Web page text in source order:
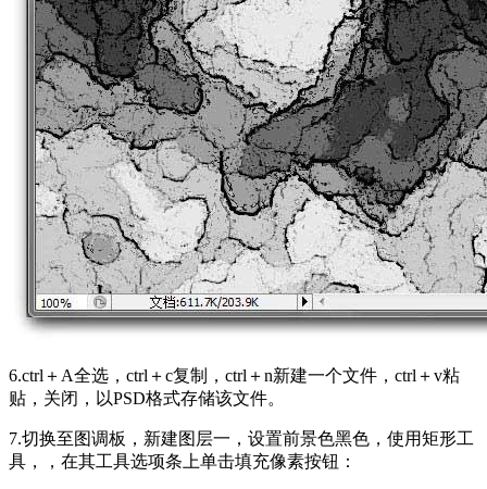
6.ctrl＋A全选，ctrl＋c复制，ctrl＋n新建一个文件，ctrl＋v粘
贴，关闭，以PSD格式存储该文件。
7.切换至图调板，新建图层一，设置前景色黑色，使用矩形工
具，，在其工具选项条上单击填充像素按钮：